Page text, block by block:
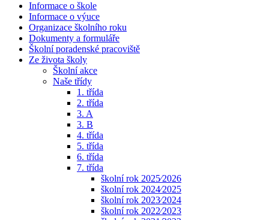
Informace o škole
Informace o výuce
Organizace školního roku
Dokumenty a formuláře
Školní poradenské pracoviště
Ze života školy
Školní akce
Naše třídy
1. třída
2. třída
3. A
3. B
4. třída
5. třída
6. třída
7. třída
školní rok 2025⁄2026
školní rok 2024⁄2025
školní rok 2023⁄2024
školní rok 2022⁄2023